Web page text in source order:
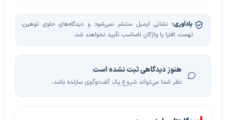
یادآوری: نشانی ایمیل منتشر نمی‌شود و دیدگاه‌های حاوی توهین،
تهمت، افترا یا واژگان نامناسب تأیید نخواهند شد.
هنوز دیدگاهی ثبت نشده است
نظر شما می‌تواند شروع یک گفت‌وگوی سازنده باشد.